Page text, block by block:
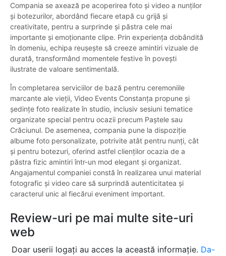
Compania se axează pe acoperirea foto și video a nunților
și botezurilor, abordând fiecare etapă cu grijă și
creativitate, pentru a surprinde și păstra cele mai
importante și emoționante clipe. Prin experiența dobândită
în domeniu, echipa reușește să creeze amintiri vizuale de
durată, transformând momentele festive în povești
ilustrate de valoare sentimentală.
În completarea serviciilor de bază pentru ceremoniile
marcante ale vieții, Video Events Constanța propune și
ședințe foto realizate în studio, inclusiv sesiuni tematice
organizate special pentru ocazii precum Paștele sau
Crăciunul. De asemenea, compania pune la dispoziție
albume foto personalizate, potrivite atât pentru nunți, cât
și pentru botezuri, oferind astfel clienților ocazia de a
păstra fizic amintiri într-un mod elegant și organizat.
Angajamentul companiei constă în realizarea unui material
fotografic și video care să surprindă autenticitatea și
caracterul unic al fiecărui eveniment important.
Review-uri pe mai multe site-uri
web
Doar userii logați au acces la această informație. Da-